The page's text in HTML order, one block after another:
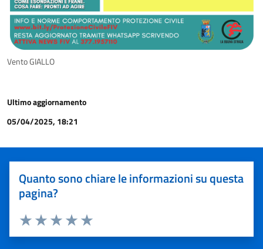
Vento GIALLO
Ultimo aggiornamento
05/04/2025, 18:21
Quanto sono chiare le informazioni su questa
pagina?
Valuta 5 stelle su 5
Valuta 4 stelle su 5
Valuta 3 stelle su 5
Valuta 2 stelle su 5
Valuta 1 stelle su 5